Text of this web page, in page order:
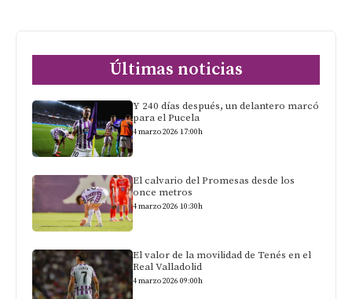
Últimas noticias
Y 240 días después, un delantero marcó
para el Pucela
4 marzo 2026 17:00h
El calvario del Promesas desde los
once metros
4 marzo 2026 10:30h
El valor de la movilidad de Tenés en el
Real Valladolid
4 marzo 2026 09:00h